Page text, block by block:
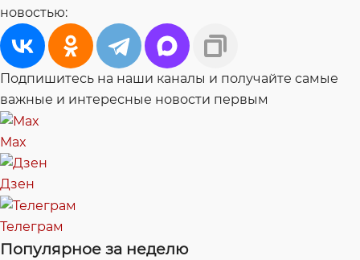
новостью:
Подпишитесь на наши каналы и получайте самые
важные и интересные новости первым
Max
Дзен
Телеграм
Популярное за неделю